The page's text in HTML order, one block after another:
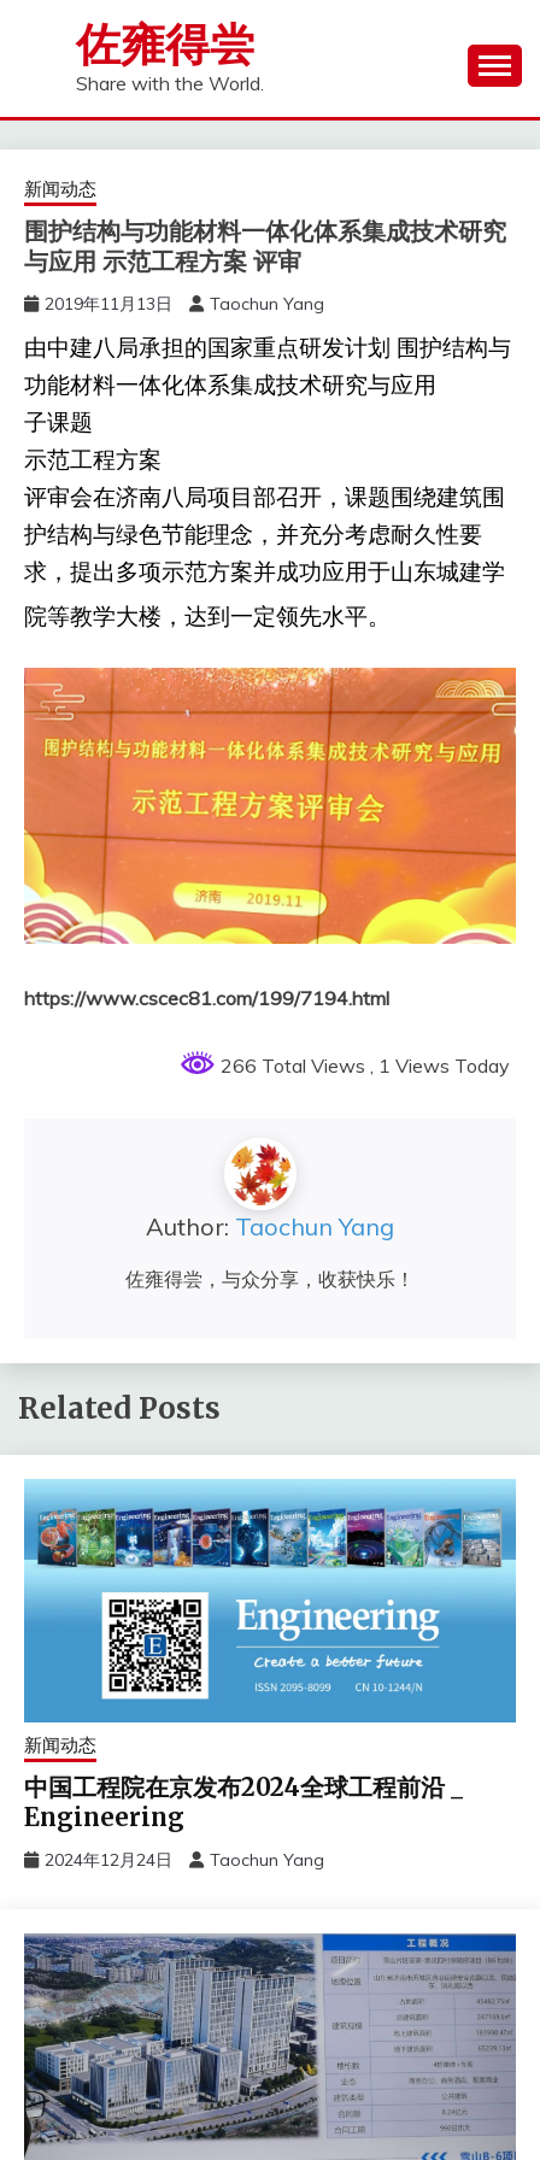
佐雍得尝
Share with the World.
新闻动态
围护结构与功能材料一体化体系集成技术研究
与应用 示范工程方案 评审
2019年11月13日 Taochun Yang
由中建八局承担的国家重点研发计划 围护结构与
功能材料一体化体系集成技术研究与应用
子课题
示范工程方案
评审会在济南八局项目部召开，课题围绕建筑围
护结构与绿色节能理念，并充分考虑耐久性要
求，提出多项示范方案并成功应用于山东城建学
院等教学大楼，达到一定领先水平。
https://www.cscec81.com/199/7194.html
266 Total Views , 1 Views Today
Author: Taochun Yang
佐雍得尝，与众分享，收获快乐！
Related Posts
新闻动态
中国工程院在京发布2024全球工程前沿 _
Engineering
2024年12月24日 Taochun Yang